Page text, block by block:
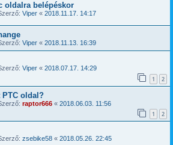
oldalra belépéskor
Viper « 2018.11.17. 14:17
Viper « 2018.11.13. 16:39
Viper « 2018.07.17. 14:29
1 2
PTC oldal?
raptor666 « 2018.06.03. 11:56
1 2
zsebike58 « 2018.05.26. 22:45